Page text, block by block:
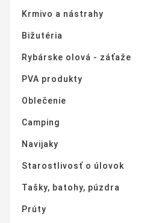
Krmivo a nástrahy
Bižutéria
Rybárske olová - záťaže
PVA produkty
Oblečenie
Camping
Navijaky
Starostlivosť o úlovok
Tašky, batohy, púzdra
Prúty